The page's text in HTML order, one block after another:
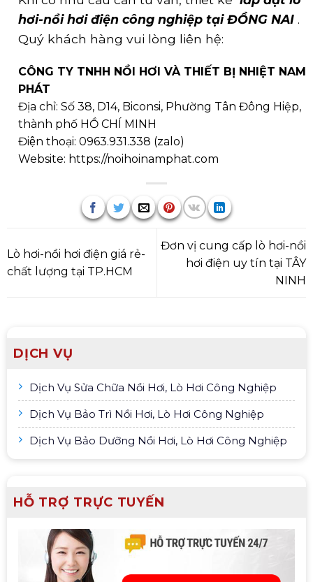
DỊCH VỤ
Dịch Vụ Sửa Chữa Nồi Hơi, Lò Hơi Công Nghiệp
Dịch Vụ Bảo Trì Nồi Hơi, Lò Hơi Công Nghiệp
Dịch Vụ Bảo Dưỡng Nồi Hơi, Lò Hơi Công Nghiệp
HỖ TRỢ TRỰC TUYẾN
hơi-nồi hơi điện công nghiệp tại ĐỒNG NAI .
Quý khách hàng vui lòng liên hệ:
CÔNG TY TNHH NỒI HƠI VÀ THIẾT BỊ NHIỆT NAM
PHÁT
Địa chỉ: Số 38, D14, Biconsi, Phường Tân Đông Hiệp,
thành phố HỒ CHÍ MINH
Điện thoại: 0963.931.338 (zalo)
Website: https://noihoinamphat.com
Lò hơi-nồi hơi điện giá rẻ-
chất lượng tại TP.HCM
Đơn vị cung cấp lò hơi-nồi
hơi điện uy tín tại TÂY
NINH